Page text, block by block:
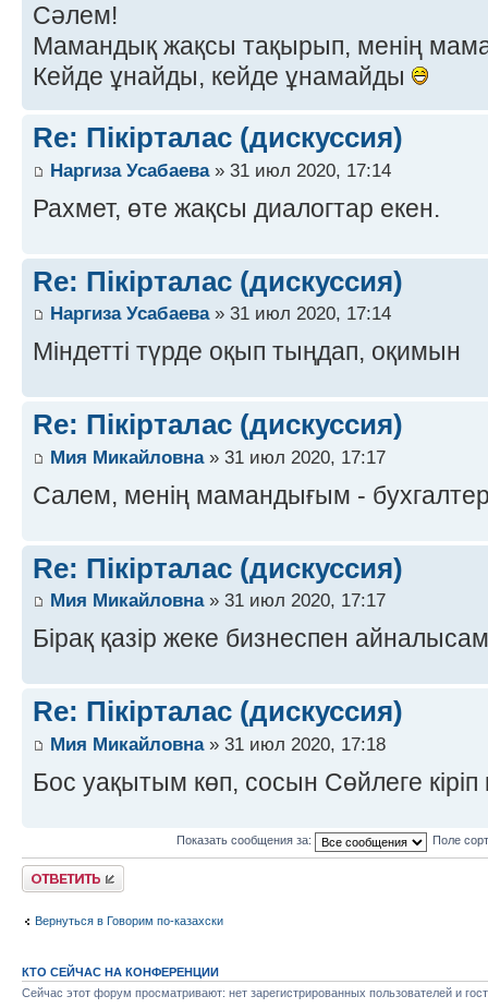
Сәлем!
Мамандық жақсы тақырып, менің
Кейде ұнайды, кейде ұнамайды
Re: Пікірталас (дискуссия)
Наргиза Усабаева» 31 июл 2020, 17:14
Рахмет, өте жақсы диалогтар екен.
Re: Пікірталас (дискуссия)
Наргиза Усабаева» 31 июл 2020, 17:14
Міндетті түрде оқып тыңдап, оқимын
Re: Пікірталас (дискуссия)
Мия Микайловна» 31 июл 2020, 17:17
Салем, менің мамандығым -
Re: Пікірталас (дискуссия)
Мия Микайловна» 31 июл 2020, 17:17
Бірақ қазір жеке бизнеспен
Re: Пікірталас (дискуссия)
Мия Микайловна» 31 июл 2020, 17:18
Бос уақытым көп, сосын Сөйлеге
Показать сообщения за: Поле
Ответить
Вернуться в Говорим по-казахски
КТО СЕЙЧАС НА КОНФЕРЕНЦИИ
Сейчас этот форум просматривают: нет зарегистрированных пользователей и